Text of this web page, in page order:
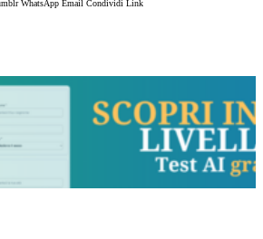
WhatsApp Email Condividi Link